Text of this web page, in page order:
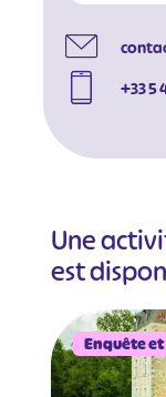
+33 5
Une
est
Enquête